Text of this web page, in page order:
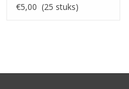
€5,00 (25 stuks)